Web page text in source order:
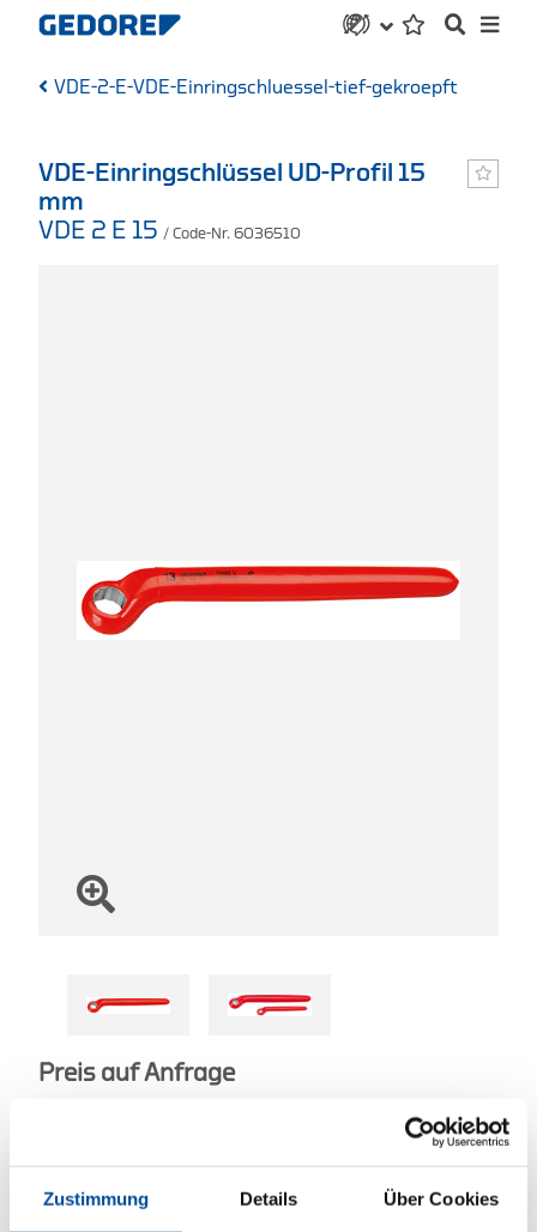
Zustimmung Details Über Cookies
VDE-2-E-VDE-Einringschluessel-tief-gekroepft
VDE-Einringschlüssel UD-Profil 15
mm
VDE 2 E 15 / Code-Nr. 6036510
Preis auf Anfrage